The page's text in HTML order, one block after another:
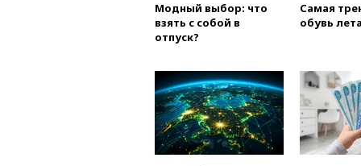
Модный выбор: что
взять с собой в
отпуск?
Самая
обувь